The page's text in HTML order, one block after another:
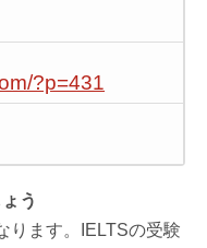
?p=431
う
ります。IELTSの受験